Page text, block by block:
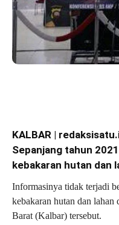
KALBAR |
Sepanjang tahun
kebakaran hutan dan
Informasinya tidak terjadi
kebakaran hutan dan
Barat (Kalbar) tersebut.